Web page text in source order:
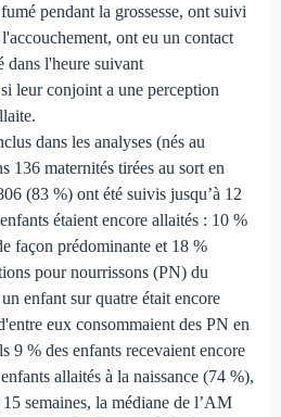
pendant la grossesse, ont suivi
ont eu un contact
dans l'heure suivant
leur conjoint a une perception
dans les analyses (nés au
136 maternités tirées au sort en
(83 %) ont été suivis jusqu’à 12
étaient encore allaités : 10 %
façon prédominante et 18 %
pour nourrissons (PN) du
enfant sur quatre était encore
eux consommaient des PN en
9 % des enfants recevaient encore
allaités à la naissance (74 %),
semaines, la médiane de l’AM